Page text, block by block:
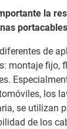
la
de
montaje fijo,
los
se utilizan
de los